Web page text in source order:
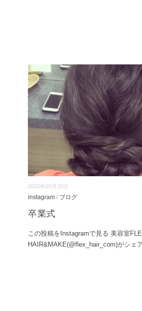
2020年03月26日
instagram / ブログ
卒業式
この投稿をInstagramで見る 美容室
HAIR&MAKE(@flex_hair_com)がシェ